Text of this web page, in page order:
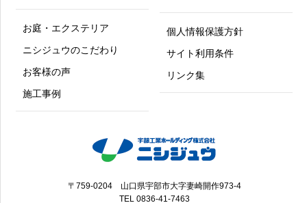
〒759-0204 山口県宇部市大字妻崎開作973-4
TEL 0836-41-7463
お庭・エクステリア
ニシジュウのこだわり
お客様の声
施工事例
個人情報保護方針
サイト利用条件
リンク集